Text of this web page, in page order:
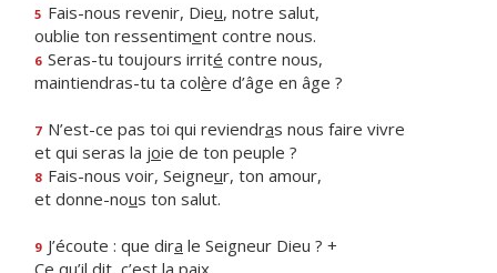
5 Fais-nous revenir, Dieu, notre salut,
oublie ton ressentiment contre nous.
6 Seras-tu toujours irrité contre nous,
maintiendras-tu ta colère d’âge en âge ?
7 N’est-ce pas toi qui reviendras nous faire vivre
et qui seras la joie de ton peuple ?
8 Fais-nous voir, Seigneur, ton amour,
et donne-nous ton salut.
9 J’écoute : que dira le Seigneur Dieu ? +
Ce qu’il dit, c’est la paix